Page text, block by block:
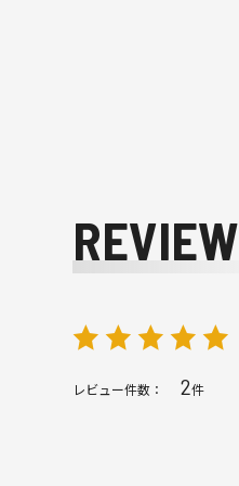
REVIEW
レビュー件数： 2件